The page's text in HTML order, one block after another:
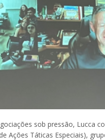
sob pressão, Lucca
Ações Táticas Especiais),